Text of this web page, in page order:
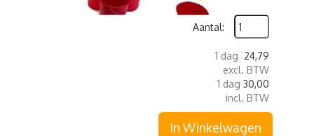
Aantal:
1 dag 24,79
excl. BTW
1 dag 30,00
incl. BTW
In Winkelwagen